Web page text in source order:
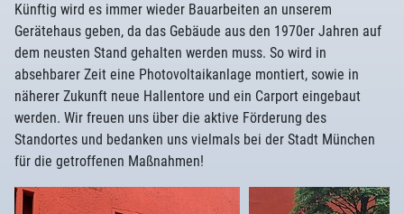
Künftig wird es immer wieder Bauarbeiten an unserem
Gerätehaus geben, da das Gebäude aus den 1970er Jahren auf
dem neusten Stand gehalten werden muss. So wird in
absehbarer Zeit eine Photovoltaikanlage montiert, sowie in
näherer Zukunft neue Hallentore und ein Carport eingebaut
werden. Wir freuen uns über die aktive Förderung des
Standortes und bedanken uns vielmals bei der Stadt München
für die getroffenen Maßnahmen!